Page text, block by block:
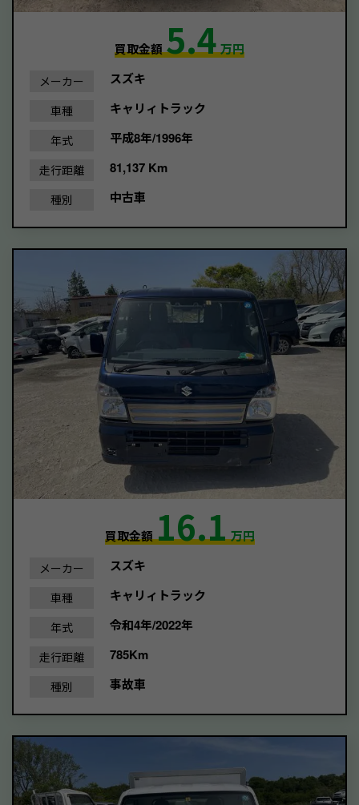
買取金額5.4万円
メーカー スズキ
車種 キャリィトラック
年式 平成8年/1996年
走行距離 81,137 Km
種別 中古車
買取金額16.1万円
メーカー スズキ
車種 キャリィトラック
年式 令和4年/2022年
走行距離 785Km
種別 事故車